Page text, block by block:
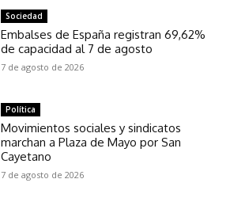
Sociedad
Embalses de España registran 69,62%
de capacidad al 7 de agosto
7 de agosto de 2026
Política
Movimientos sociales y sindicatos
marchan a Plaza de Mayo por San
Cayetano
7 de agosto de 2026